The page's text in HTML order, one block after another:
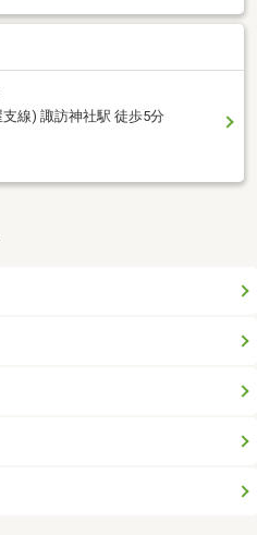
線) 諏訪神社駅 徒歩5分